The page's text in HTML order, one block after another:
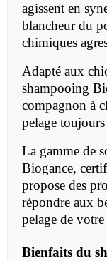
agissent en
blancheur du
chimiques
Adapté aux
shampooing
compagnon à
pelage
La gamme de
Biogance,
propose des
répondre aux
pelage de
Bienfaits du